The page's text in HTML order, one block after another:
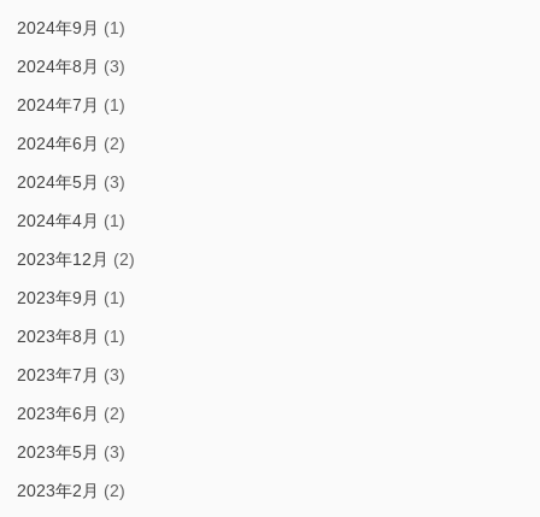
2024年9月 (1)
2024年8月 (3)
2024年7月 (1)
2024年6月 (2)
2024年5月 (3)
2024年4月 (1)
2023年12月 (2)
2023年9月 (1)
2023年8月 (1)
2023年7月 (3)
2023年6月 (2)
2023年5月 (3)
2023年2月 (2)